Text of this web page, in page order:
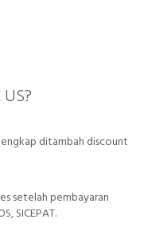
ditambah discount
setelah pembayaran
SICEPAT.